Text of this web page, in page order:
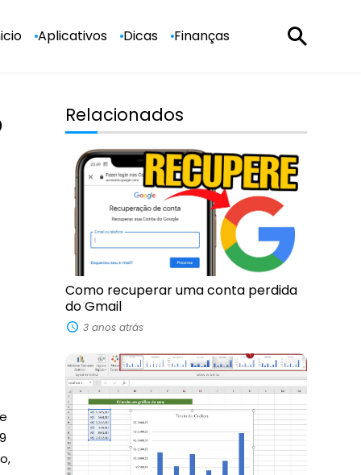
Aplicativos Dicas Finanças
Relacionados
Como recuperar uma conta perdida
do Gmail
3 anos atrás